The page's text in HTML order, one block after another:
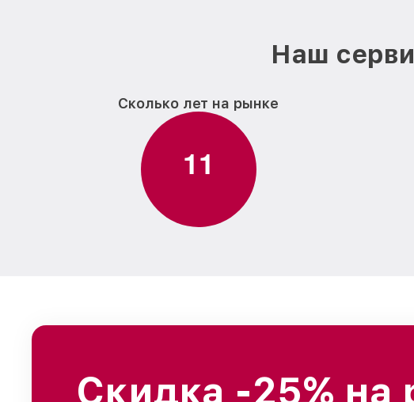
Наш
Сколько лет на рынке
11
Скидка -25% на